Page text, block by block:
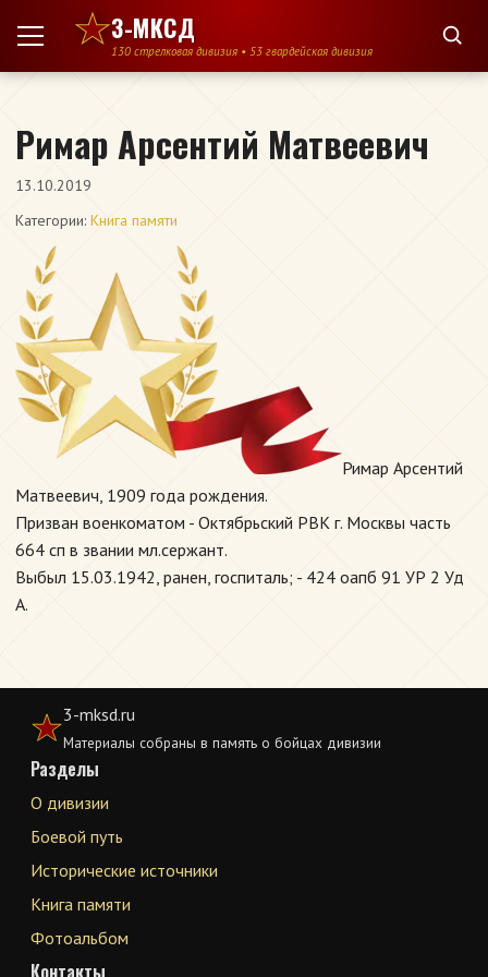
Перейти к содержимому
3-МКСД
130 стрелковая дивизия • 53 гвардейская дивизия
Римар Арсентий Матвеевич
13.10.2019
Категории: Книга памяти
Римар Арсентий
Матвеевич, 1909 года рождения.
Призван военкоматом - Октябрьский РВК г. Москвы часть
664 сп в звании мл.сержант.
Выбыл 15.03.1942, ранен, госпиталь; - 424 оапб 91 УР 2 Уд
А.
3-mksd.ru
Материалы собраны в память о бойцах дивизии
Разделы
О дивизии
Боевой путь
Исторические источники
Книга памяти
Фотоальбом
Контакты